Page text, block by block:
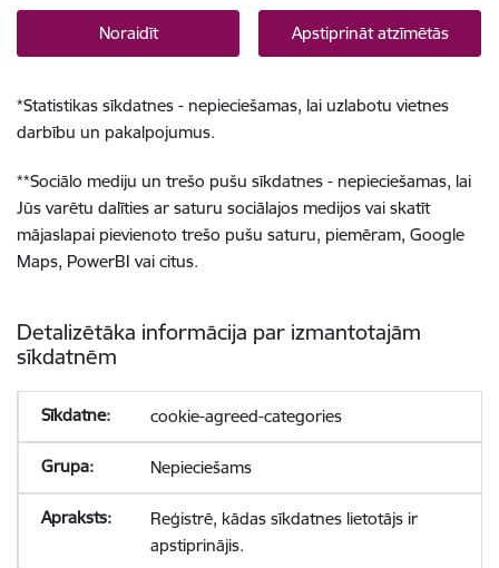
Noraidīt Apstiprināt atzīmētās
*Statistikas sīkdatnes - nepieciešamas, lai uzlabotu vietnes
darbību un pakalpojumus.
**Sociālo mediju un trešo pušu sīkdatnes - nepieciešamas, lai
Jūs varētu dalīties ar saturu sociālajos medijos vai skatīt
mājaslapai pievienoto trešo pušu saturu, piemēram, Google
Maps, PowerBI vai citus.
Detalizētāka informācija par izmantotajām
sīkdatnēm
cookie-agreed-categories
Nepieciešams
Reģistrē, kādas sīkdatnes lietotājs ir
apstiprinājis.